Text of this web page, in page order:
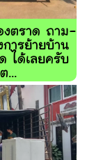
งตราด ถาม-
ารย้ายบ้าน
ได้เลยครับ
ต...